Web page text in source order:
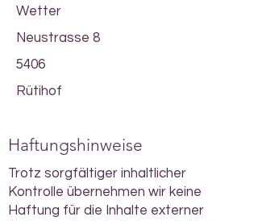
Wetter
Neustrasse 8
5406
Rütihof
Haftungshinweise
Trotz sorgfältiger inhaltlicher
Kontrolle übernehmen wir keine
Haftung für die Inhalte externer